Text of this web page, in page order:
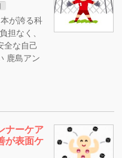
が誇る科
担なく、
全な自己
鹿島アン
ナーケア
が表面ケ